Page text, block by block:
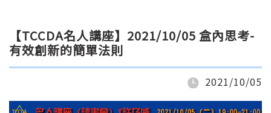
【TCCDA名人講座】2021/10/05 盒內思考-
有效創新的簡單法則
2021/10/05